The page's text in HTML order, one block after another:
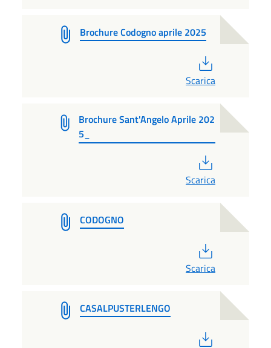
Brochure Codogno aprile 2025
Scarica
Brochure Sant'Angelo Aprile 202
5_
Scarica
CODOGNO
Scarica
CASALPUSTERLENGO